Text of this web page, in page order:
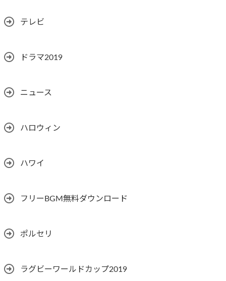
テレビ
ドラマ2019
ニュース
ハロウィン
ハワイ
フリーBGM無料ダウンロード
ポルセリ
ラグビーワールドカップ2019